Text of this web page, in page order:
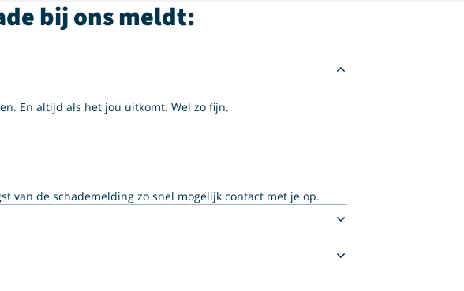
bij ons meldt:
En altijd als het jou uitkomt. Wel zo fijn.
van de schademelding zo snel mogelijk contact met je op.